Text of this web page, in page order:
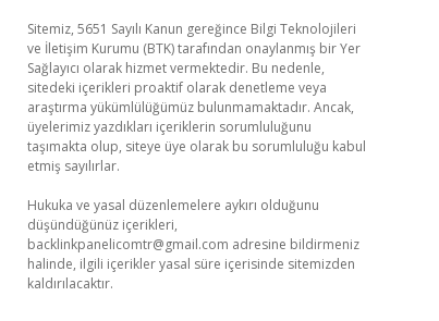
Sitemiz, 5651 Sayılı Kanun gereğince Bilgi Teknolojileri
ve İletişim Kurumu (BTK) tarafından onaylanmış bir Yer
Sağlayıcı olarak hizmet vermektedir. Bu nedenle,
sitedeki içerikleri proaktif olarak denetleme veya
araştırma yükümlülüğümüz bulunmamaktadır. Ancak,
üyelerimiz yazdıkları içeriklerin sorumluluğunu
taşımakta olup, siteye üye olarak bu sorumluluğu kabul
etmiş sayılırlar.
Hukuka ve yasal düzenlemelere aykırı olduğunu
düşündüğünüz içerikleri,
backlinkpanelicomtr@gmail.com adresine bildirmeniz
halinde, ilgili içerikler yasal süre içerisinde sitemizden
kaldırılacaktır.